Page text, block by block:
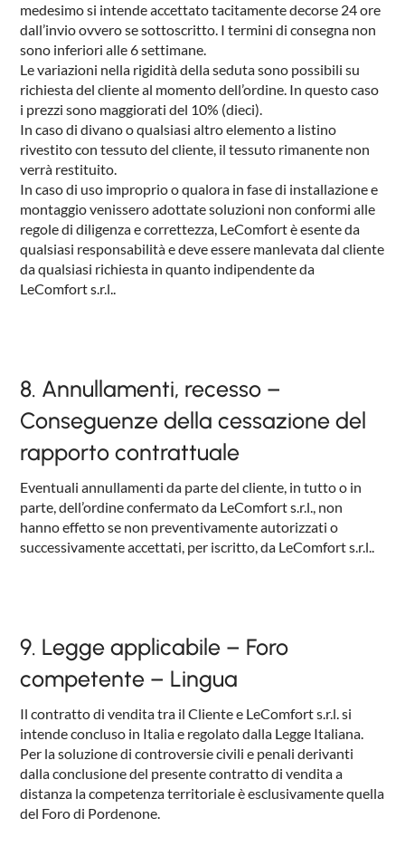
medesimo si intende accettato tacitamente decorse 24 ore
dall’invio ovvero se sottoscritto. I termini di consegna non
sono inferiori alle 6 settimane.
Le variazioni nella rigidità della seduta sono possibili su
richiesta del cliente al momento dell’ordine. In questo caso
i prezzi sono maggiorati del 10% (dieci).
In caso di divano o qualsiasi altro elemento a listino
rivestito con tessuto del cliente, il tessuto rimanente non
verrà restituito.
In caso di uso improprio o qualora in fase di installazione e
montaggio venissero adottate soluzioni non conformi alle
regole di diligenza e correttezza, LeComfort è esente da
qualsiasi responsabilità e deve essere manlevata dal cliente
da qualsiasi richiesta in quanto indipendente da
LeComfort s.r.l..
8. Annullamenti, recesso –
Conseguenze della cessazione del
rapporto contrattuale
Eventuali annullamenti da parte del cliente, in tutto o in
parte, dell’ordine confermato da LeComfort s.r.l., non
hanno effetto se non preventivamente autorizzati o
successivamente accettati, per iscritto, da LeComfort s.r.l..
9. Legge applicabile – Foro
competente – Lingua
Il contratto di vendita tra il Cliente e LeComfort s.r.l. si
intende concluso in Italia e regolato dalla Legge Italiana.
Per la soluzione di controversie civili e penali derivanti
dalla conclusione del presente contratto di vendita a
distanza la competenza territoriale è esclusivamente quella
del Foro di Pordenone.